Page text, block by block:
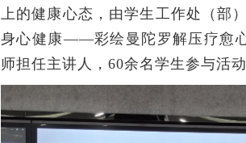
上的健康心态，由学生工作处（部
身心健康——彩绘曼陀罗解压疗愈
师担任主讲人，60余名学生参与活动